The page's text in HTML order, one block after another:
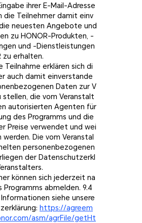
ihrer E-Mail-Adresse
die Teilnehmer damit einv
neuesten Angebote und
zu HONOR-Produkten, -
und -Dienstleistungen
zu erhalten.
Teilnahme erklären sich di
auch damit einverstande
Daten zur V
stellen, die vom Veranstalt
autorisierten Agenten für
des Programms und die
Preise verwendet und wei
Die vom Veranstal
personenbezogenen
der Datenschutzerkl
können sich jederzeit na
Programms abmelden. 9.4
siehe unsere
https://agreem
asm/agrFile/getHt